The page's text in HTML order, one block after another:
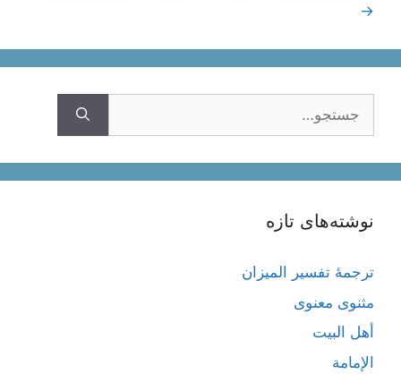
نوشته‌ها
→
نوشته‌های تازه
ترجمۀ تفسیر المیزان
مثنوی معنوی
أهل البيت
الإمامة